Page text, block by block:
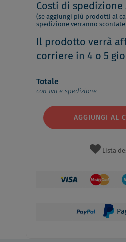
Costi di spedizione
(se aggiungi più prodotti al
spedizione verranno scontate
Il prodotto verrà
corriere in 4 o 5
Totale
con Iva e spedizione
AGGIUNGI AL
Lista